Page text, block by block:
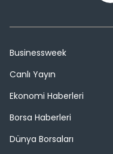
Businessweek
Canlı Yayın
Ekonomi Haberleri
Borsa Haberleri
Dünya Borsaları